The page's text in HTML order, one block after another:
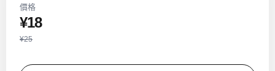
價格
¥18
¥25